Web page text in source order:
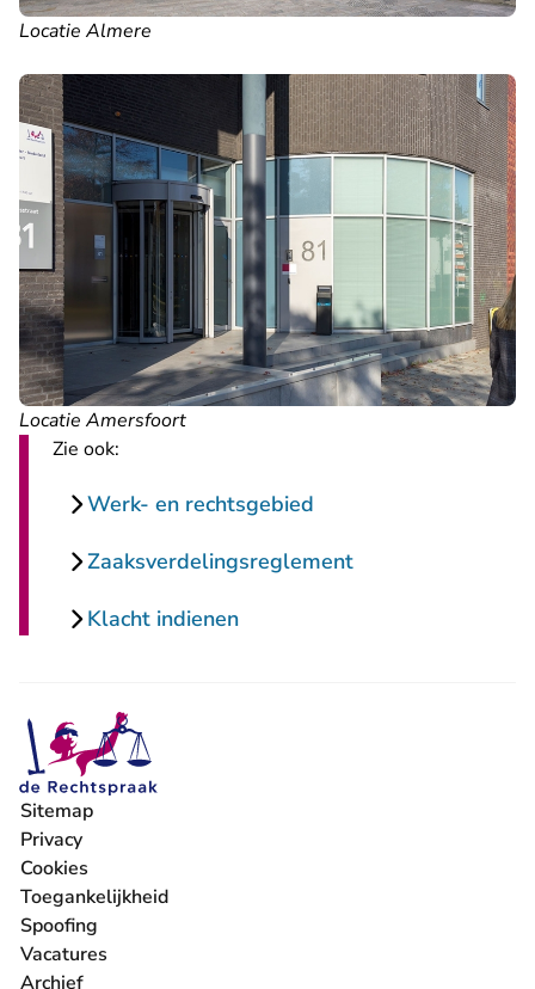
Locatie Almere
Locatie Amersfoort
Zie ook:
Werk- en rechtsgebied
Zaaksverdelingsreglement
Klacht indienen
Sitemap
Privacy
Cookies
Toegankelijkheid
Spoofing
Vacatures
- U verlaat Rechtspraak.nl
Archief